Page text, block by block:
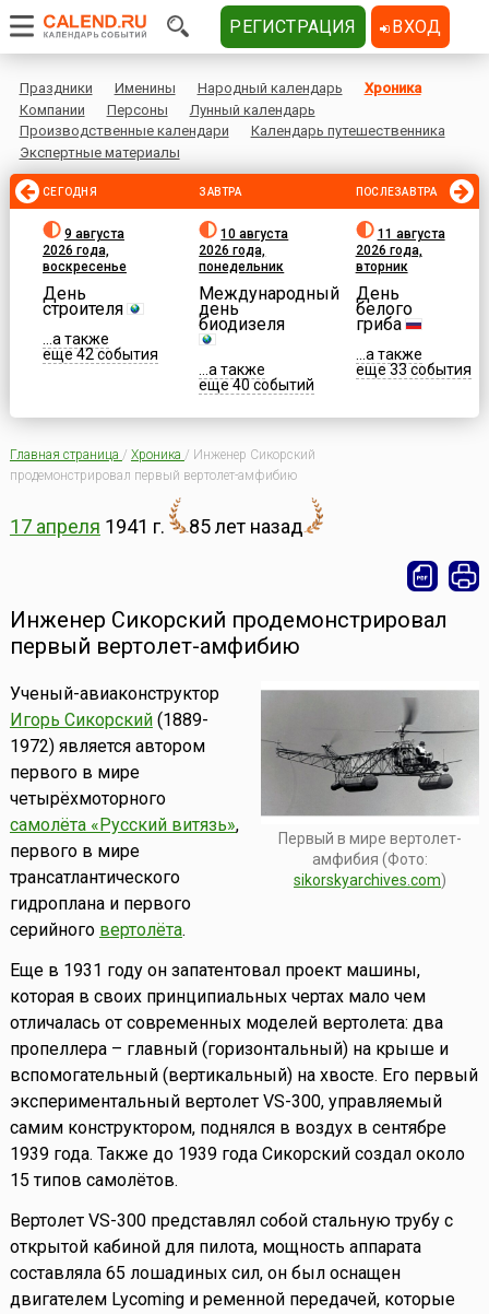
Праздники Именины Народный календарь
Хроника
Компании
Персоны
Лунный календарь
Производственные календари
Календарь путешественника
Экспертные материалы
СЕГОДНЯ
9 августа
2026 года,
воскресенье
День
строителя
...а также
еще 42 события
ЗАВТРА
10 августа
2026 года,
понедельник
Международный
день
биодизеля
...а также
еще 40 событий
ПОСЛЕЗАВТРА
11 августа
2026 года,
вторник
День
белого
гриба
...а также
еще 33 события
Главная страница / Хроника / Инженер Сикорский
продемонстрировал первый вертолет-амфибию
17 апреля 1941 г. 85 лет назад
Инженер Сикорский продемонстрировал
первый вертолет-амфибию
Первый в мире вертолет-
амфибия (Фото:
sikorskyarchives.com)
Ученый-авиаконструктор
Игорь Сикорский(1889-
1972) является автором
первого в мире
четырёхмоторного
самолёта «Русский витязь»,
первого в мире
трансатлантического
гидроплана и первого
серийного вертолёта.
Еще в 1931 году он запатентовал проект машины,
которая в своих принципиальных чертах мало чем
отличалась от современных моделей вертолета: два
пропеллера – главный (горизонтальный) на крыше и
вспомогательный (вертикальный) на хвосте. Его первый
экспериментальный вертолет VS-300, управляемый
самим конструктором, поднялся в воздух в сентябре
1939 года. Также до 1939 года Сикорский создал около
15 типов самолётов.
Вертолет VS-300 представлял собой стальную трубу с
открытой кабиной для пилота, мощность аппарата
составляла 65 лошадиных сил, он был оснащен
двигателем Lycoming и ременной передачей, которые
РЕГИСТРАЦИЯ ВХОД